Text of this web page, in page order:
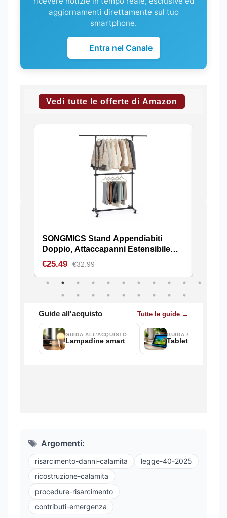
aggiornamenti direttamente sul tuo
smartphone.
Entra nel Canale
Argomenti:
risarcimento-danni-calamita
legge-40-2025
ricostruzione-calamita
procedure-risarcimento
contributi-emergenza